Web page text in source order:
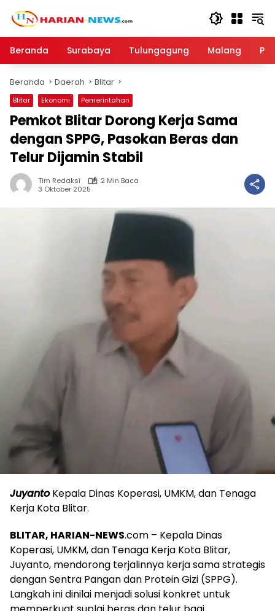
Beranda
Surabaya Tulungagung Malang
Beranda Daerah Blitar
Blitar Ekonomi Pemerintahan
Pemkot Blitar Dorong Kerja Sama
dengan SPPG, Pasokan Beras dan
Telur Dijamin Stabil
Tim Redaksi
2 Min Baca
3 Oktober 2025
JuyantoKepala Dinas Koperasi, UMKM, dan Tenaga
Kerja Kota Blitar.
BLITAR, HARIAN-NEWS.com – Kepala Dinas
Koperasi, UMKM, dan Tenaga Kerja Kota Blitar,
Juyanto, mendorong terjalinnya kerja sama strategis
dengan Sentra Pangan dan Protein Gizi (SPPG).
Langkah ini dinilai menjadi solusi konkret untuk